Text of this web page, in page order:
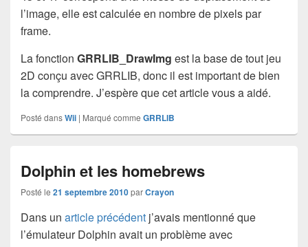
l’image, elle est calculée en nombre de pixels par
frame.
La fonction GRRLIB_DrawImg est la base de tout jeu
2D conçu avec GRRLIB, donc il est important de bien
la comprendre. J’espère que cet article vous a aidé.
Posté dansWii | Marqué comme GRRLIB
Dolphin et les homebrews
Posté le 21 septembre 2010parCrayon
Dans un article précédent j’avais mentionné que
l’émulateur Dolphin avait un problème avec